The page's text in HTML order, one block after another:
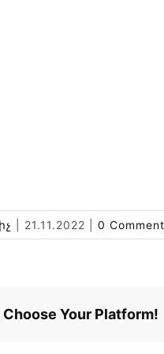
21.11.2022 0
Your Platform!